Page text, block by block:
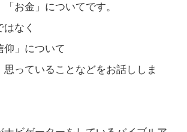
お金」についてです。
なく
仰」について
思っていることなどをお話ししま